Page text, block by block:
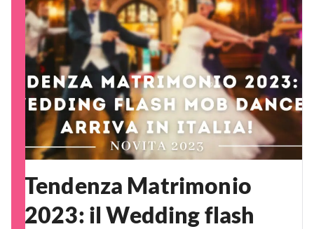
Tendenza Matrimonio
2023: il Wedding flash